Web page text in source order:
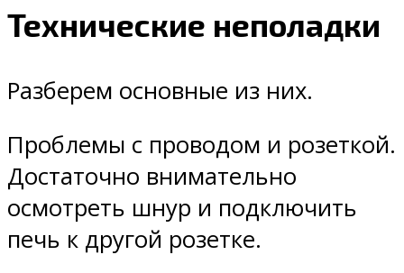
Технические неполадки
Разберем основные из них.
Проблемы с проводом и розеткой.
Достаточно внимательно
осмотреть шнур и подключить
печь к другой розетке.